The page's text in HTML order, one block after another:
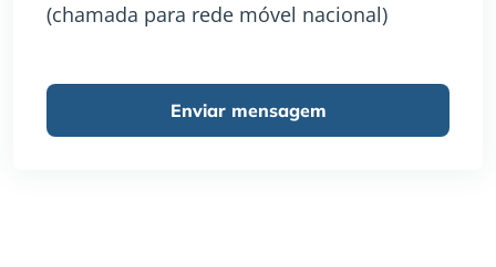
(chamada para rede móvel nacional)
Enviar mensagem